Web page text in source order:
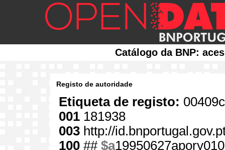
Catálogo da BNP:
Registo de autoridade
Etiqueta de registo:
001 181938
003 http://
100 ## $a